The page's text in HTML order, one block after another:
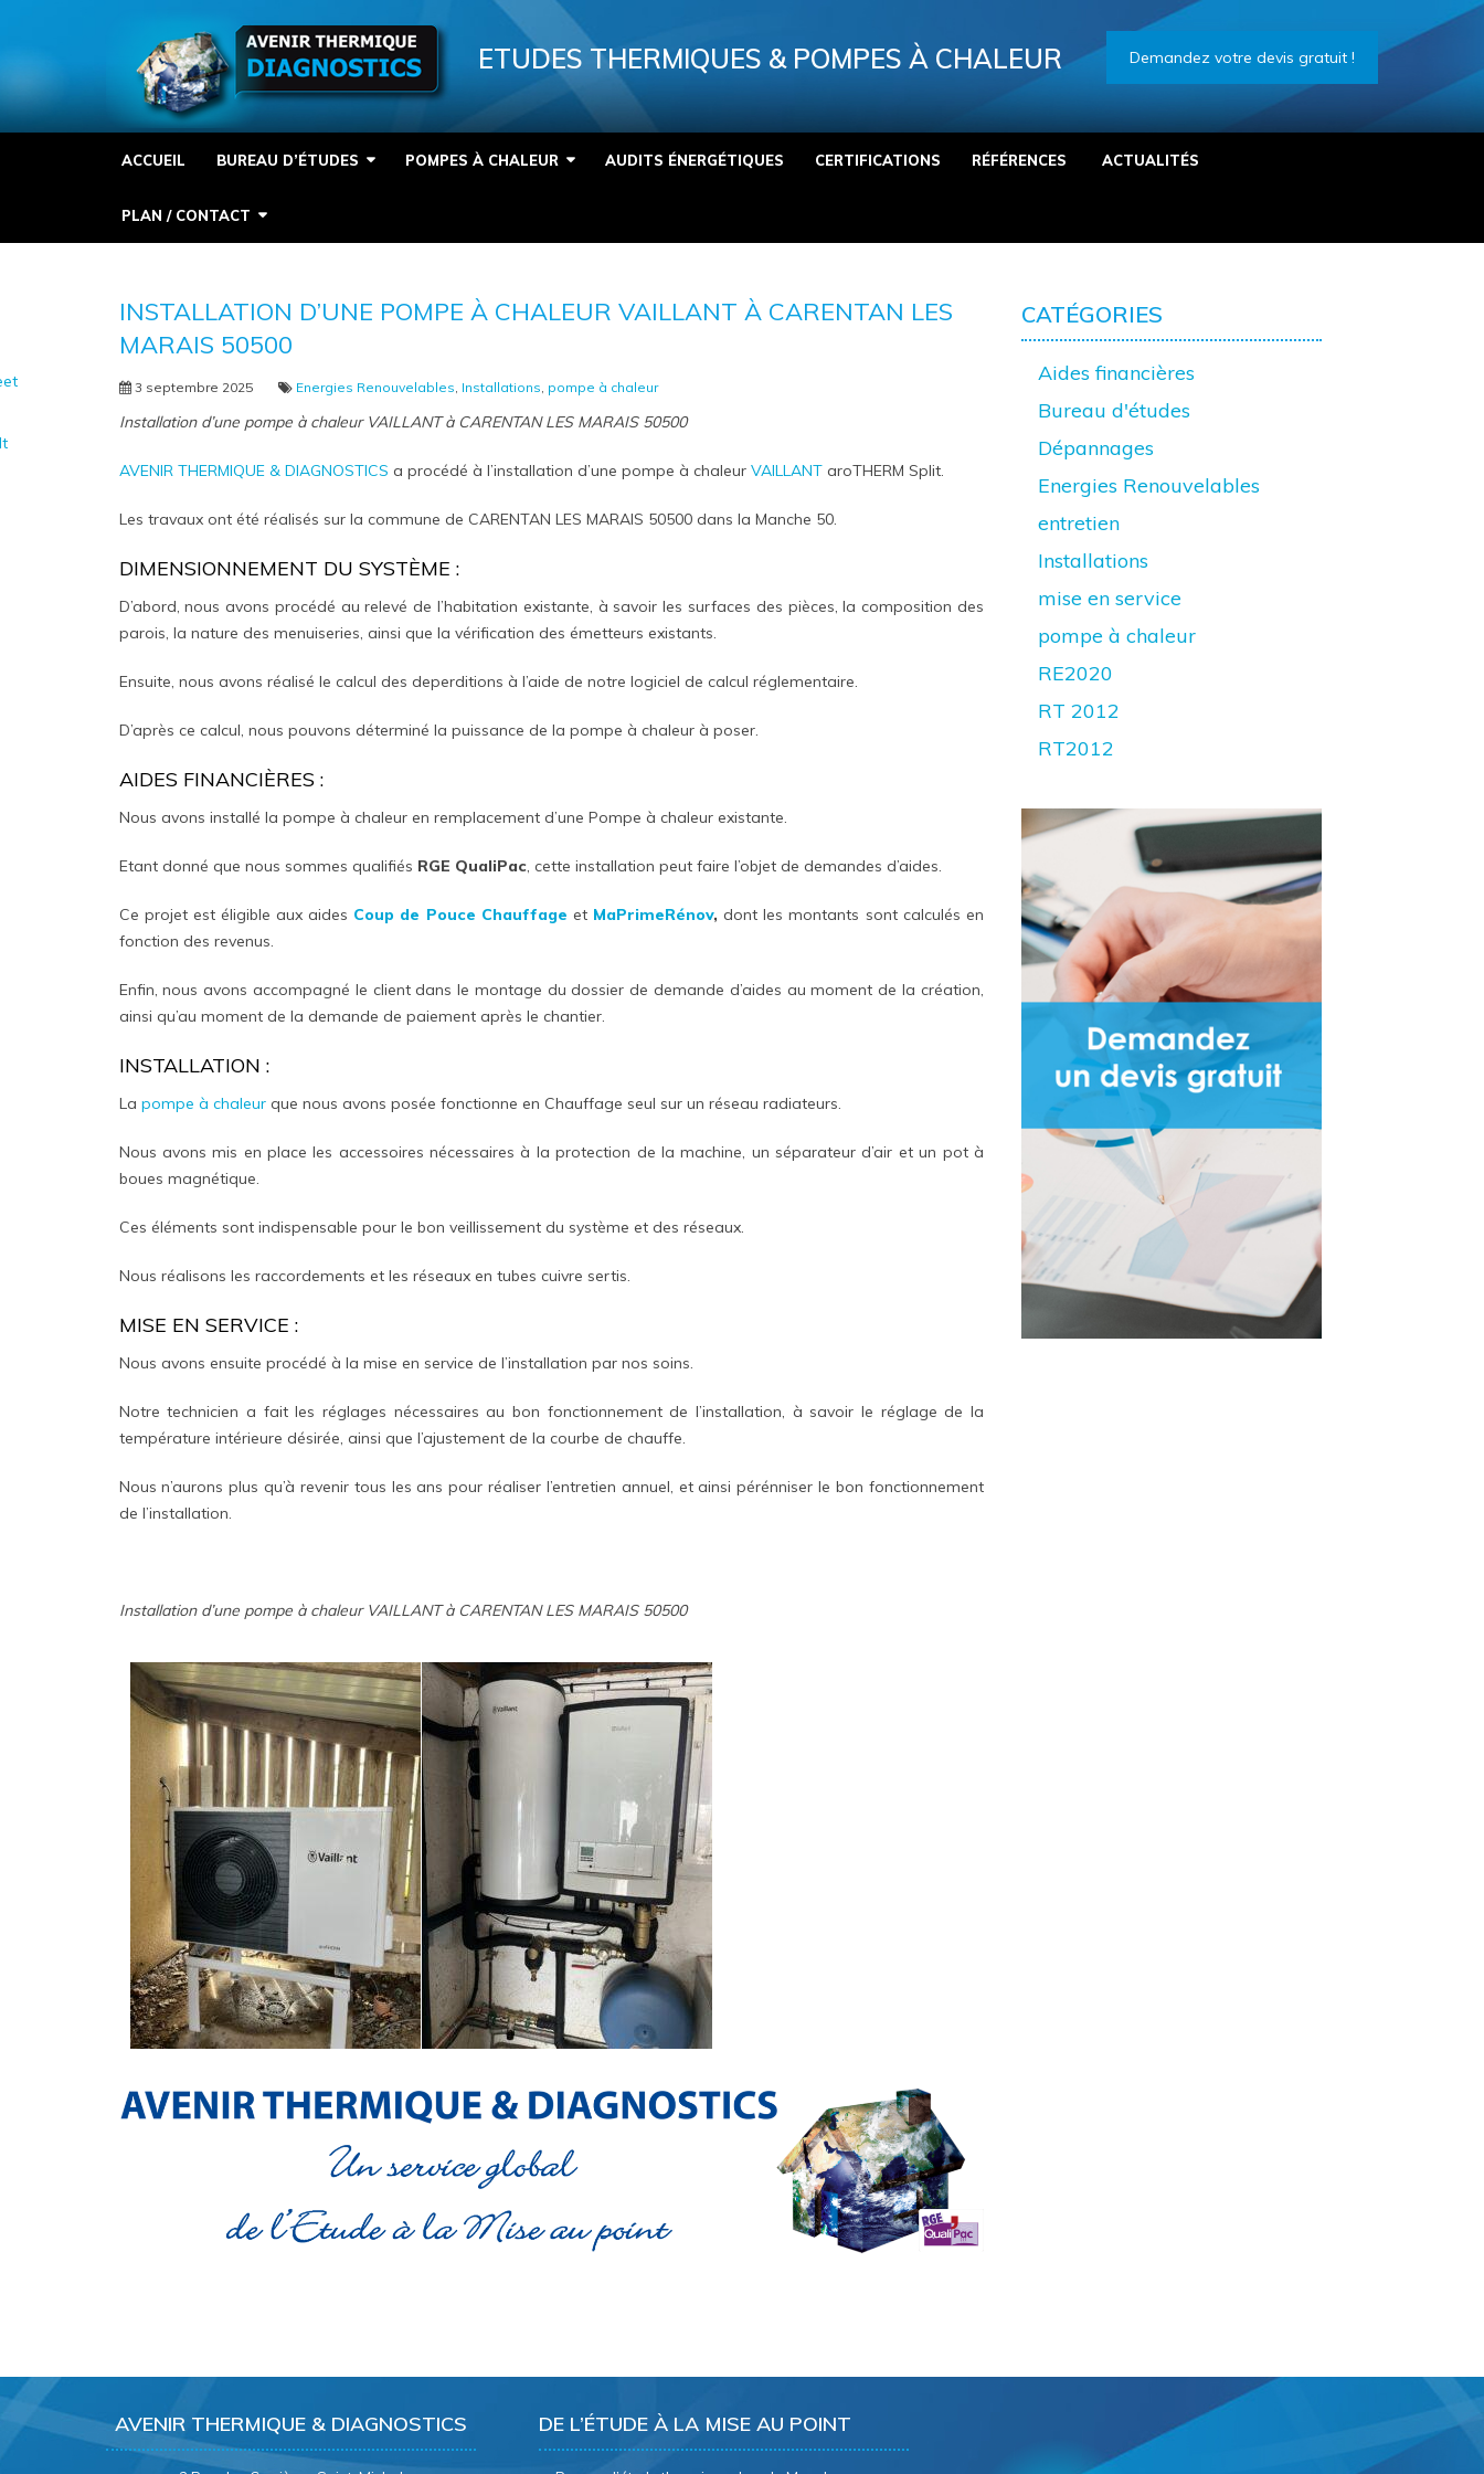
Demandez votre devis gratuit !
ETUDES THERMIQUES & POMPES À CHALEUR
ACCUEIL BUREAU D’ÉTUDES POMPES À CHALEUR AUDITS ÉNERGÉTIQUES CERTIFICATIONS RÉFÉRENCES ACTUALITÉS
PLAN / CONTACT
INSTALLATION D’UNE POMPE À CHALEUR VAILLANT À CARENTAN LES
MARAIS 50500
3 septembre 2025 Energies Renouvelables Installations pompe à chaleur
Installation d’une pompe à chaleur VAILLANT à CARENTAN LES MARAIS 50500
AVENIR THERMIQUE & DIAGNOSTICS a procédé à l’installation d’une pompe à chaleur VAILLANTaroTHERM Split.
Les travaux ont été réalisés sur la commune de CARENTAN LES MARAIS 50500 dans la Manche 50.
DIMENSIONNEMENT DU SYSTÈME :
D’abord, nous avons procédé au relevé de l’habitation existante, à savoir les surfaces des pièces, la composition des
parois, la nature des menuiseries, ainsi que la vérification des émetteurs existants.
Ensuite, nous avons réalisé le calcul des deperditions à l’aide de notre logiciel de calcul réglementaire.
D’après ce calcul, nous pouvons déterminé la puissance de la pompe à chaleur à poser.
AIDES FINANCIÈRES :
Nous avons installé la pompe à chaleur en remplacement d’une Pompe à chaleur existante.
Etant donné que nous sommes qualifiés RGE QualiPac, cette installation peut faire l’objet de demandes d’aides.
Ce projet est éligible aux aides Coup de Pouce Chauffage et MaPrimeRénov,dont les montants sont calculés en
fonction des revenus.
Enfin, nous avons accompagné le client dans le montage du dossier de demande d’aides au moment de la création,
ainsi qu’au moment de la demande de paiement après le chantier.
INSTALLATION :
La pompe à chaleurque nous avons posée fonctionne en Chauffage seul sur un réseau radiateurs.
Nous avons mis en place les accessoires nécessaires à la protection de la machine, un séparateur d’air et un pot à
boues magnétique.
Ces éléments sont indispensable pour le bon veillissement du système et des réseaux.
Nous réalisons les raccordements et les réseaux en tubes cuivre sertis.
MISE EN SERVICE :
Nous avons ensuite procédé à la mise en service de l’installation par nos soins.
Notre technicien a fait les réglages nécessaires au bon fonctionnement de l’installation, à savoir le réglage de la
température intérieure désirée, ainsi que l’ajustement de la courbe de chauffe.
Nous n’aurons plus qu’à revenir tous les ans pour réaliser l’entretien annuel, et ainsi pérénniser le bon fonctionnement
de l’installation.
Installation d’une pompe à chaleur VAILLANT à CARENTAN LES MARAIS 50500
CATÉGORIES
Aides financières
Bureau d'études
Dépannages
Energies Renouvelables
entretien
Installations
mise en service
pompe à chaleur
RE2020
RT 2012
RT2012
AVENIR THERMIQUE & DIAGNOSTICS DE L’ÉTUDE À LA MISE AU POINT